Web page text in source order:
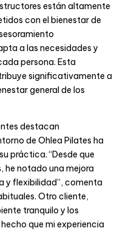
están altamente
con el bienestar de
a las necesidades y
persona. Esta
significativamente a
general de los
destacan
de Ohlea Pilates ha
práctica. “Desde que
he notado una mejora
y flexibilidad”, comenta
Otro cliente,
tranquilo y los
que mi experiencia